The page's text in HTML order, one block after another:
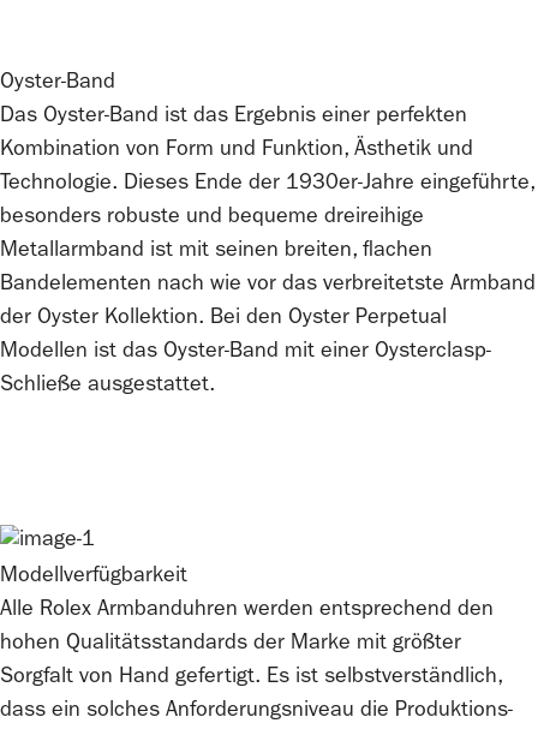
Oyster-Band
Das Oyster-Band ist das Ergebnis einer perfekten
Kombination von Form und Funktion, Ästhetik und
Technologie. Dieses Ende der 1930er­-Jahre eingeführte,
besonders robuste und bequeme dreireihige
Metallarmband ist mit seinen breiten, flachen
Bandelementen nach wie vor das verbreitetste Armband
der Oyster Kollektion. Bei den Oyster Perpetual
Modellen ist das Oyster-Band mit einer Oysterclasp-
Schließe ausgestattet.
Modellverfügbarkeit
Alle Rolex Armbanduhren werden entsprechend den
hohen Qualitätsstandards der Marke mit größter
Sorgfalt von Hand gefertigt. Es ist selbstverständlich,
dass ein solches Anforderungsniveau die Produktions­